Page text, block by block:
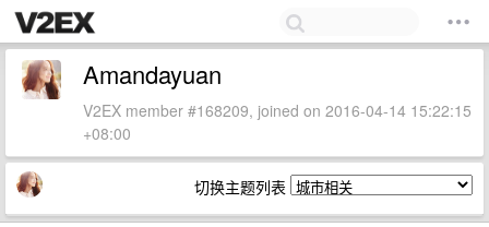
Amandayuan
V2EX member #168209, joined on 2016-04-14 15:22:15
+08:00
切换主题列表